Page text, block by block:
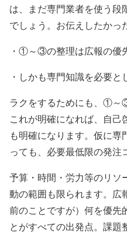
は、まだ専門業者を使う段
でしょう。お伝えしたかっ
・①～③の整理は広報の優
・しかも専門知識を必要と
ラクをするためにも、①～
これが明確になれば、自
も明確になります。仮に
っても、必要最低限の発注
予算・時間・労力等のリソ
動の範囲も限られます。広
前のことですが）何を優先
とがすべての出発点。課題